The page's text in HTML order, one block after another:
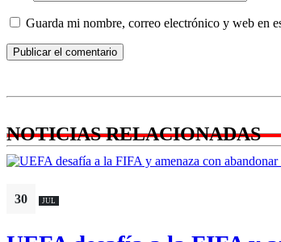
Guarda mi nombre, correo electrónico y web en
NOTICIAS RELACIONADAS
30 JUL